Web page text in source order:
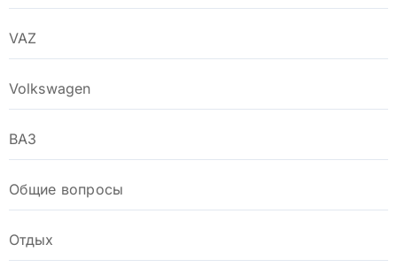
VAZ
Volkswagen
ВАЗ
Общие вопросы
Отдых